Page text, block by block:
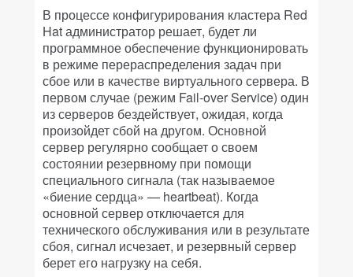
В процессе конфигурирования кластера Red
Hat администратор решает, будет ли
программное обеспечение функционировать
в режиме перераспределения задач при
сбое или в качестве виртуального сервера. В
первом случае (режим Fail-over Service) один
из серверов бездействует, ожидая, когда
произойдет сбой на другом. Основной
сервер регулярно сообщает о своем
состоянии резервному при помощи
специального сигнала (так называемое
«биение сердца» — heartbeat). Когда
основной сервер отключается для
технического обслуживания или в результате
сбоя, сигнал исчезает, и резервный сервер
берет его нагрузку на себя.